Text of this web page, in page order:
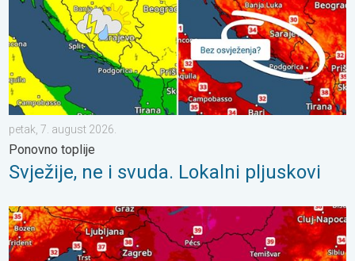
petak, 7. august 2026.
Ponovno toplije
Svježije, ne i svuda. Lokalni pljuskovi
Još malo toplije, do kada?. Lokalno 40-ice. . . nedjelja, 2.